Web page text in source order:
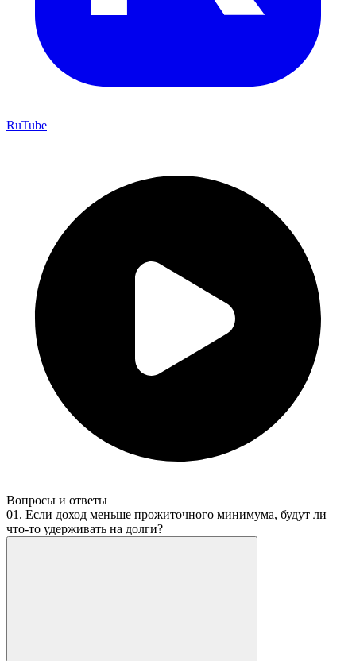
RuTube
Вопросы и ответы
01. Если доход меньше прожиточного минимума, будут ли
что‑то удерживать на долги?